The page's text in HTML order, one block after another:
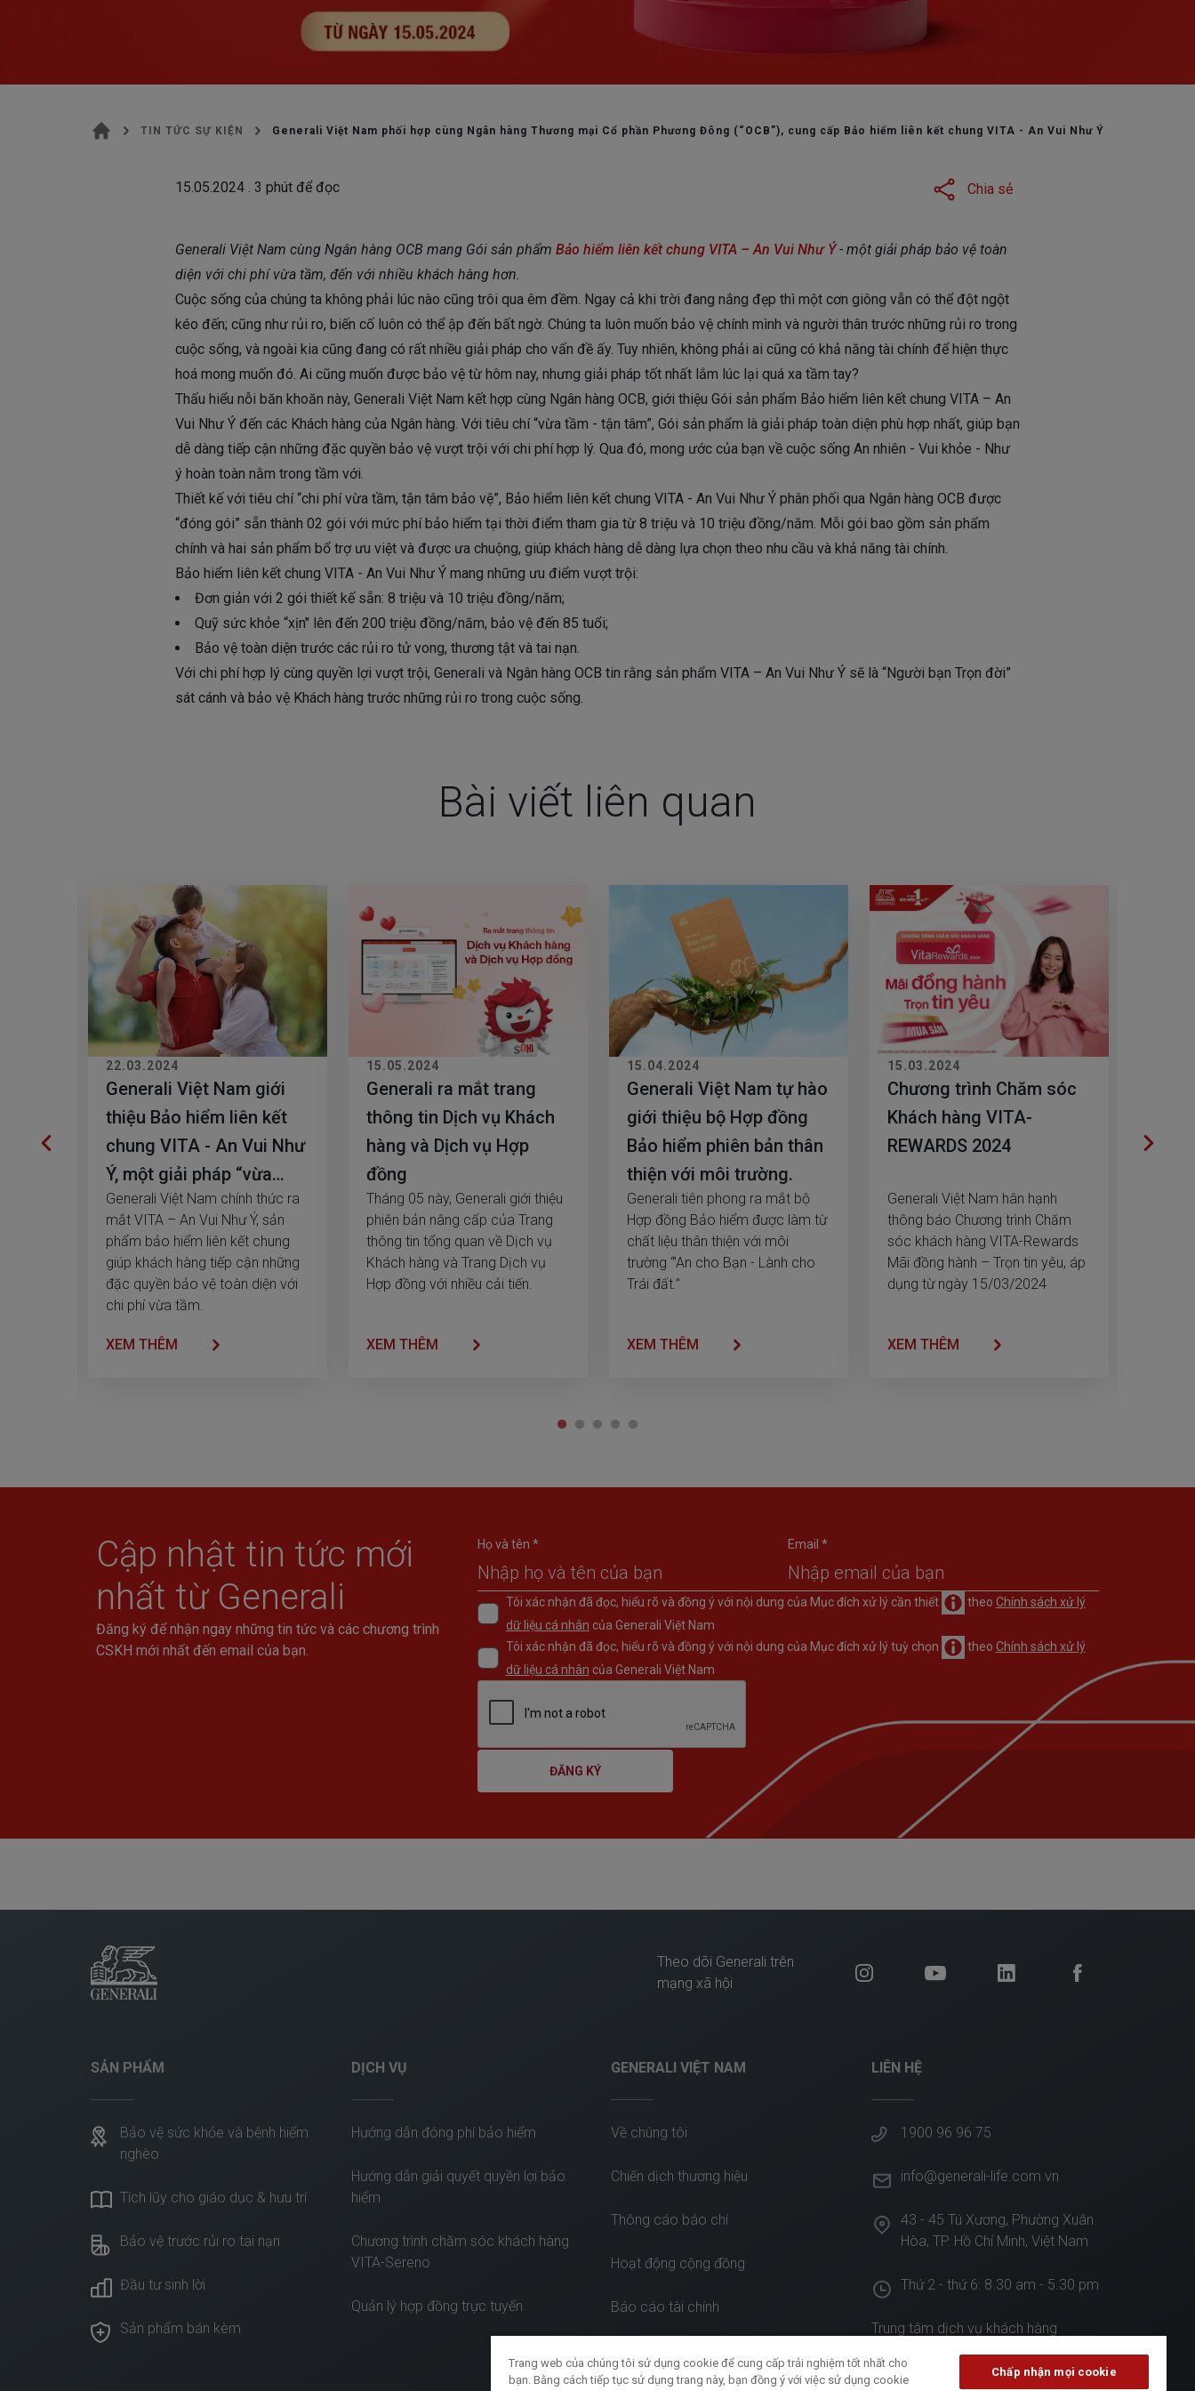
TIN TỨC SỰ KIỆN Generali Việt Nam phối hợp cùng Ngân hàng Thương mại Cổ phần Phương Đông (“OCB”), cung cấp Bảo hiểm liên kết chung VITA - An Vui Như Ý
15.05.2024 3 phút để đọc Chia sẻ
Generali Việt Nam cùng Ngân hàng OCB mang Gói sản phẩm Bảo hiểm liên kết chung VITA – An Vui Như Ý- một giải pháp bảo vệ toàn
diện với chi phí vừa tầm, đến với nhiều khách hàng hơn.
Cuộc sống của chúng ta không phải lúc nào cũng trôi qua êm đềm. Ngay cả khi trời đang nắng đẹp thì một cơn giông vẫn có thể đột ngột
kéo đến; cũng như rủi ro, biến cố luôn có thể ập đến bất ngờ. Chúng ta luôn muốn bảo vệ chính mình và người thân trước những rủi ro trong
cuộc sống, và ngoài kia cũng đang có rất nhiều giải pháp cho vấn đề ấy. Tuy nhiên, không phải ai cũng có khả năng tài chính để hiện thực
hoá mong muốn đó. Ai cũng muốn được bảo vệ từ hôm nay, nhưng giải pháp tốt nhất lắm lúc lại quá xa tầm tay?
Thấu hiểu nỗi băn khoăn này, Generali Việt Nam kết hợp cùng Ngân hàng OCB, giới thiệu Gói sản phẩm Bảo hiểm liên kết chung VITA – An
Vui Như Ý đến các Khách hàng của Ngân hàng. Với tiêu chí “vừa tầm - tận tâm”, Gói sản phẩm là giải pháp toàn diện phù hợp nhất, giúp bạn
dễ dàng tiếp cận những đặc quyền bảo vệ vượt trội với chi phí hợp lý. Qua đó, mong ước của bạn về cuộc sống An nhiên - Vui khỏe - Như
ý hoàn toàn nằm trong tầm với.
Thiết kế với tiêu chí “chi phí vừa tầm, tận tâm bảo vệ”, Bảo hiểm liên kết chung VITA - An Vui Như Ý phân phối qua Ngân hàng OCB được
“đóng gói” sẵn thành 02 gói với mức phí bảo hiểm tại thời điểm tham gia từ 8 triệu và 10 triệu đồng/năm. Mỗi gói bao gồm sản phẩm
chính và hai sản phẩm bổ trợ ưu việt và được ưa chuộng, giúp khách hàng dễ dàng lựa chọn theo nhu cầu và khả năng tài chính.
Bảo hiểm liên kết chung VITA - An Vui Như Ý mang những ưu điểm vượt trội:
Đơn giản với 2 gói thiết kế sẵn: 8 triệu và 10 triệu đồng/năm;
Quỹ sức khỏe “xịn" lên đến 200 triệu đồng/năm, bảo vệ đến 85 tuổi;
Bảo vệ toàn diện trước các rủi ro tử vong, thương tật và tai nạn.
Với chi phí hợp lý cùng quyền lợi vượt trội, Generali và Ngân hàng OCB tin rằng sản phẩm VITA – An Vui Như Ý sẽ là “Người bạn Trọn đời”
sát cánh và bảo vệ Khách hàng trước những rủi ro trong cuộc sống.
Bài viết liên quan
22.03.2024
Generali Việt Nam giới
thiệu Bảo hiểm liên kết
chung VITA - An Vui Như
Ý, một giải pháp “vừa
tầm” cho mọi nhà
Generali Việt Nam chính thức ra
mắt VITA – An Vui Như Ý, sản
phẩm bảo hiểm liên kết chung
giúp khách hàng tiếp cận những
đặc quyền bảo vệ toàn diện với
chi phí vừa tầm.
XEM THÊM
15.05.2024
Generali ra mắt trang
thông tin Dịch vụ Khách
hàng và Dịch vụ Hợp
đồng
Tháng 05 này, Generali giới thiệu
phiên bản nâng cấp của Trang
thông tin tổng quan về Dịch vụ
Khách hàng và Trang Dịch vụ
Hợp đồng với nhiều cải tiến.
XEM THÊM
15.04.2024
Generali Việt Nam tự hào
giới thiệu bộ Hợp đồng
Bảo hiểm phiên bản thân
thiện với môi trường.
Generali tiên phong ra mắt bộ
Hợp đồng Bảo hiểm được làm từ
chất liệu thân thiện với môi
trường “’An cho Bạn - Lành cho
Trái đất.”
XEM THÊM
15.03.2024
Chương trình Chăm sóc
Khách hàng VITA-
REWARDS 2024
Generali Việt Nam hân hạnh
thông báo Chương trình Chăm
sóc khách hàng VITA-Rewards
Mãi đồng hành – Trọn tin yêu, áp
dụng từ ngày 15/03/2024
XEM THÊM
Cập nhật tin tức mới
nhất từ Generali
Đăng ký để nhận ngay những tin tức và các chương trình
CSKH mới nhất đến email của bạn.
Họ và tên * Email *
Tôi xác nhận đã đọc, hiểu rõ và đồng ý với nội dung của Mục đích xử lý cần thiết theo Chính sách xử lý
dữ liệu cá nhân của Generali Việt Nam
Tôi xác nhận đã đọc, hiểu rõ và đồng ý với nội dung của Mục đích xử lý tuỳ chọn
theo Chính sách xử lý
dữ liệu cá nhân của Generali Việt Nam
ĐĂNG KÝ
Theo dõi Generali trên
mạng xã hội
SẢN PHẨM
Bảo vệ sức khỏe và bệnh hiểm
nghèo
Tích lũy cho giáo dục & hưu trí
Bảo vệ trước rủi ro tai nạn
Đầu tư sinh lời
Sản phẩm bán kèm
DỊCH VỤ
Hướng dẫn đóng phí bảo hiểm
Hướng dẫn giải quyết quyền lợi bảo
hiểm
Chương trình chăm sóc khách hàng
VITA-Sereno
Quản lý hợp đồng trực tuyến
GENERALI VIỆT NAM
Về chúng tôi
Chiến dịch thương hiệu
Thông cáo báo chí
Hoạt động cộng đồng
Báo cáo tài chính
LIÊN HỆ
1900 96 96 75
info@generali-life.com.vn
43 - 45 Tú Xương, Phường Xuân
Hòa, TP. Hồ Chí Minh, Việt Nam
Thứ 2 - thứ 6: 8.30 am - 5.30 pm
Trung tâm dịch vụ khách hàng
Văn phòng Tổng Đại lý GenCasa
Trang web của chúng tôi sử dụng cookie để cung cấp trải nghiệm tốt nhất cho
bạn. Bằng cách tiếp tục sử dụng trang này, bạn đồng ý với việc sử dụng cookie
Chấp nhận mọi cookie